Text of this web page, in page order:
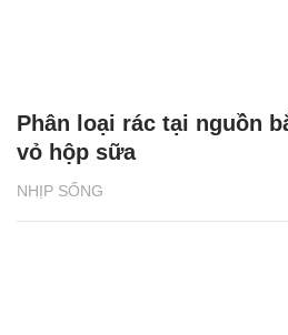
NHỊP SỐNG
Phân loại rác tại nguồn
vỏ hộp sữa